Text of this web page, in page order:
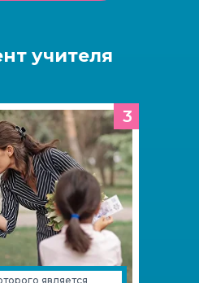
учителя
является
3